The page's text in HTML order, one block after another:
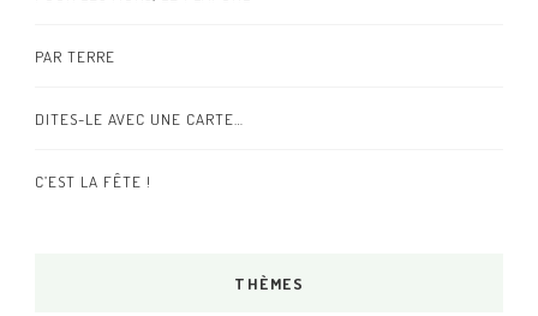
PAR TERRE
DITES-LE AVEC UNE CARTE…
C’EST LA FÊTE !
THÈMES